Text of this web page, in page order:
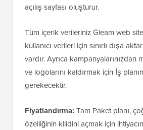
açılış sayfası oluşturur.
Tüm içerik verileriniz Gleam web
kullanıcı verileri için sınırlı dışa
vardır. Ayrıca kampanyalarınızdan
ve logolarını kaldırmak için İş
gerekecektir.
Fiyatlandırma: Tam Paket planı,
özelliğinin kilidini açmak için